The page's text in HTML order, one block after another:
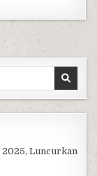
Luncurkan